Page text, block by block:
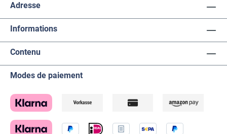
Adresse
Informations
Contenu
Modes de paiement